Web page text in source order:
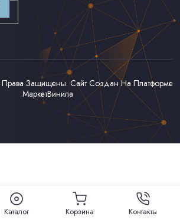
Права Защищены. Сайт Создан На Платформе
МаркетВинила
Каталог Корзина Контакты